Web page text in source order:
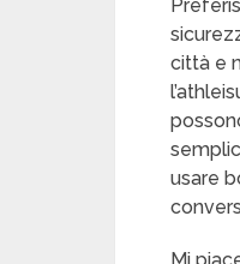
città e
usare